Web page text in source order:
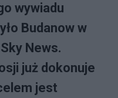
wywiadu
Budanow w
News.
już dokonuje
jest